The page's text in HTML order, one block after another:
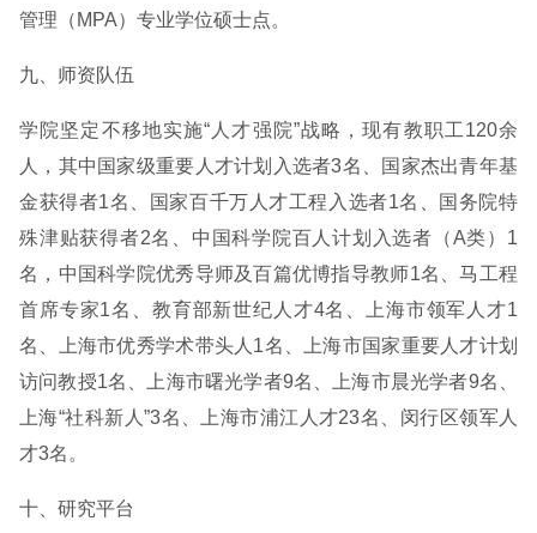
管理（MPA）专业学位硕士点。
九、师资队伍
学院坚定不移地实施“人才强院”战略，现有教职工120余
人，其中国家级重要人才计划入选者3名、国家杰出青年基
金获得者1名、国家百千万人才工程入选者1名、国务院特
殊津贴获得者2名、中国科学院百人计划入选者（A类）1
名，中国科学院优秀导师及百篇优博指导教师1名、马工程
首席专家1名、教育部新世纪人才4名、上海市领军人才1
名、上海市优秀学术带头人1名、上海市国家重要人才计划
访问教授1名、上海市曙光学者9名、上海市晨光学者9名、
上海“社科新人”3名、上海市浦江人才23名、闵行区领军人
才3名。
十、研究平台